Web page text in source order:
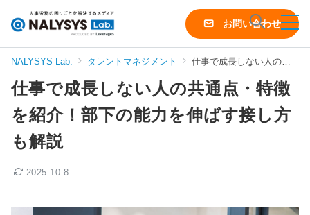
シ
ス
ラ
お問い合わせ
NALYSYS Lab. タレントマネジメント 仕事で成長しない人の共通点・特徴を紹介！部下の能力を伸ばす接し方も解説
仕事で成長しない人の共通点・特徴
を紹介！部下の能力を伸ばす接し方
も解説
2025.10.8